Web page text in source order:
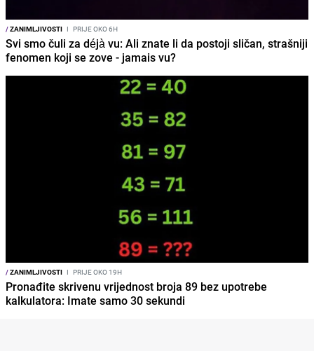
/ZANIMLJIVOSTI I PRIJE OKO 6H
Svi smo čuli za déjà vu: Ali znate li da postoji sličan, strašniji
fenomen koji se zove - jamais vu?
/ZANIMLJIVOSTI I PRIJE OKO 19H
Pronađite skrivenu vrijednost broja 89 bez upotrebe
kalkulatora: Imate samo 30 sekundi